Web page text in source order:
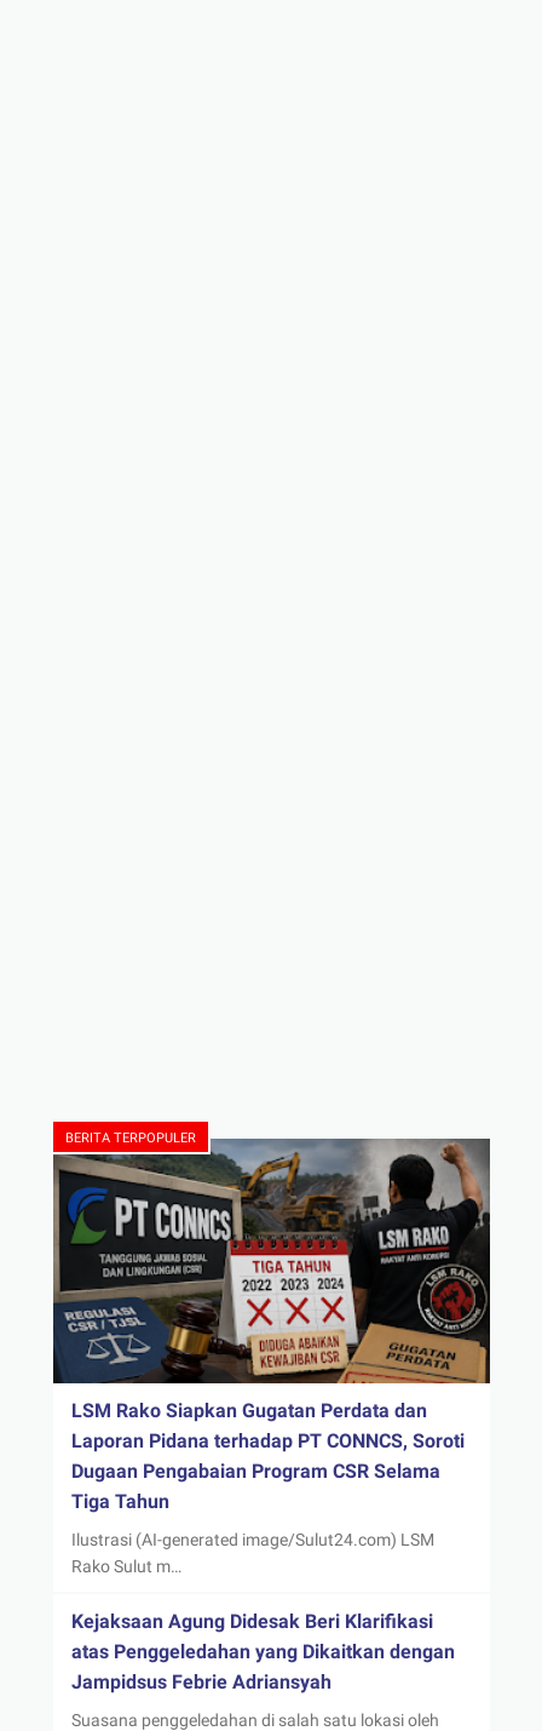
BERITA TERPOPULER
LSM Rako Siapkan Gugatan Perdata dan
Laporan Pidana terhadap PT CONNCS, Soroti
Dugaan Pengabaian Program CSR Selama
Tiga Tahun
Ilustrasi (AI-generated image/Sulut24.com) LSM
Rako Sulut m…
Kejaksaan Agung Didesak Beri Klarifikasi
atas Penggeledahan yang Dikaitkan dengan
Jampidsus Febrie Adriansyah
Suasana penggeledahan di salah satu lokasi oleh